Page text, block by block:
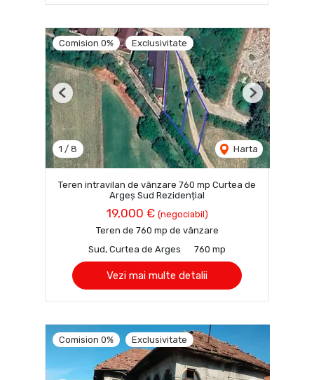
Comision 0% Exclusivitate
1 / 8 Harta
Previous Next
Teren intravilan de vânzare 760 mp Curtea de
Argeș Sud Rezidențial
19,000 € (negociabil)
Teren de 760 mp de vânzare
Sud, Curtea de Arges
760 mp
Vezi mai multe detalii
Comision 0% Exclusivitate